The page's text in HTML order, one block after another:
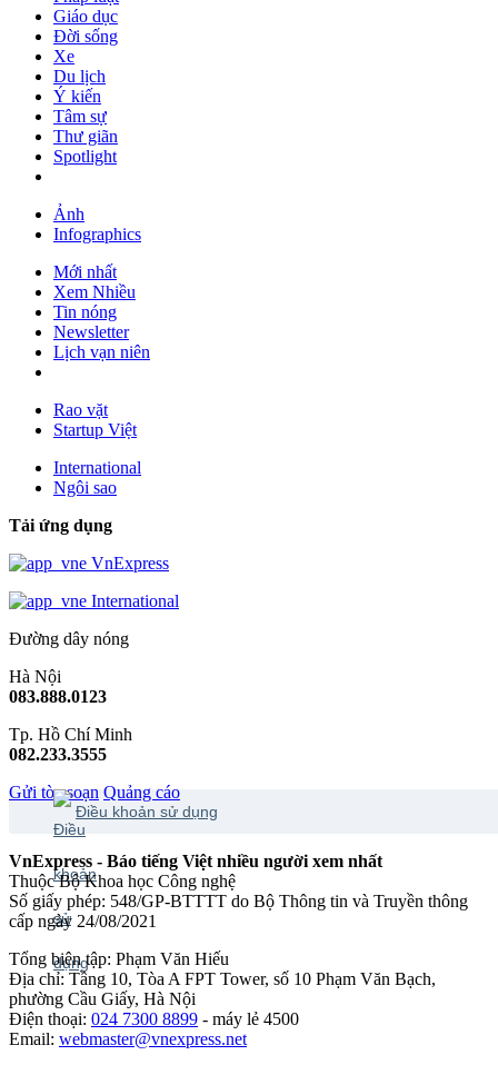
Giáo dục
Đời sống
Xe
Du lịch
Ý kiến
Tâm sự
Thư giãn
Spotlight
Ảnh
Infographics
Mới nhất
Xem Nhiều
Tin nóng
Newsletter
Lịch vạn niên
Rao vặt
Startup Việt
International
Ngôi sao
Tải ứng dụng
VnExpress
International
Đường dây nóng
Hà Nội
083.888.0123
Tp. Hồ Chí Minh
082.233.3555
Gửi tòa soạn Quảng cáo
Điều khoản sử dụng
VnExpress - Báo tiếng Việt nhiều người xem nhất
Thuộc Bộ Khoa học Công nghệ
Số giấy phép: 548/GP-BTTTT do Bộ Thông tin và Truyền thông
cấp ngày 24/08/2021
Tổng biên tập: Phạm Văn Hiếu
Địa chỉ: Tầng 10, Tòa A FPT Tower, số 10 Phạm Văn Bạch,
phường Cầu Giấy, Hà Nội
Điện thoại: 024 7300 8899 - máy lẻ 4500
Email: webmaster@vnexpress.net